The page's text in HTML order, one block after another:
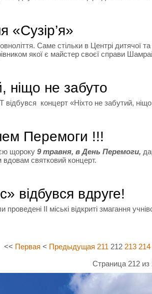
«Сузір’я»
Саме стільки в Центрі дитячої
якої є майстер своєї справи
ніщо не забуто
концерт «Ніхто не забутий,
Перемоги !!!
щороку 9 травня, в День Перемоги,
вдовам святковий концерт.
відбувся вдруге!
ІІ міські відкриті змагання
<< Первая < Предыдущая 211 212 213 214
Страница 212 из